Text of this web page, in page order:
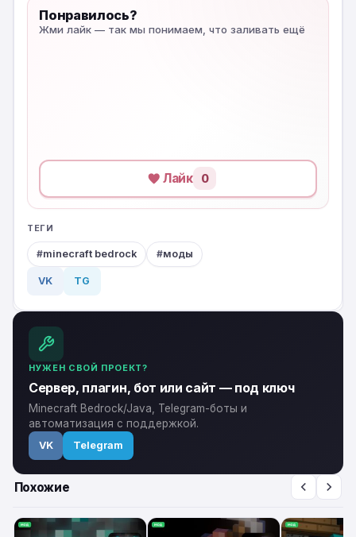
Понравилось?
Жми лайк — так мы понимаем, что заливать ещё
Лайк 0
ТЕГИ
minecraft bedrock моды
VK TG
НУЖЕН СВОЙ ПРОЕКТ?
Сервер, плагин, бот или сайт — под ключ
Minecraft Bedrock/Java, Telegram-боты и
автоматизация с поддержкой.
VK Telegram
Похожие